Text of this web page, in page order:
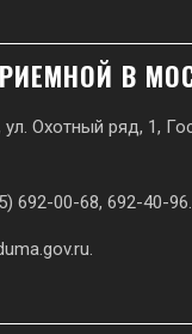
В
Охотный ряд, 1,
692-00-68, 692-40-96.